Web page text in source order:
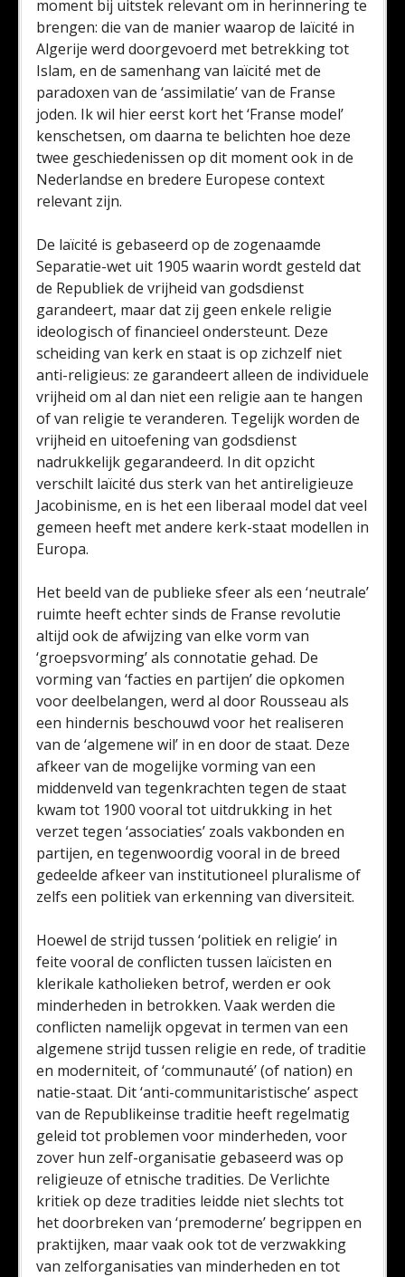
moment bij uitstek relevant om in herinnering te
brengen: die van de manier waarop de laïcité in
Algerije werd doorgevoerd met betrekking tot
Islam, en de samenhang van laïcité met de
paradoxen van de ‘assimilatie’ van de Franse
joden. Ik wil hier eerst kort het ‘Franse model’
kenschetsen, om daarna te belichten hoe deze
twee geschiedenissen op dit moment ook in de
Nederlandse en bredere Europese context
relevant zijn.
De laïcité is gebaseerd op de zogenaamde
Separatie-wet uit 1905 waarin wordt gesteld dat
de Republiek de vrijheid van godsdienst
garandeert, maar dat zij geen enkele religie
ideologisch of financieel ondersteunt. Deze
scheiding van kerk en staat is op zichzelf niet
anti-religieus: ze garandeert alleen de individuele
vrijheid om al dan niet een religie aan te hangen
of van religie te veranderen. Tegelijk worden de
vrijheid en uitoefening van godsdienst
nadrukkelijk gegarandeerd. In dit opzicht
verschilt laïcité dus sterk van het antireligieuze
Jacobinisme, en is het een liberaal model dat veel
gemeen heeft met andere kerk-staat modellen in
Europa.
Het beeld van de publieke sfeer als een ‘neutrale’
ruimte heeft echter sinds de Franse revolutie
altijd ook de afwijzing van elke vorm van
‘groepsvorming’ als connotatie gehad. De
vorming van ‘facties en partijen’ die opkomen
voor deelbelangen, werd al door Rousseau als
een hindernis beschouwd voor het realiseren
van de ‘algemene wil’ in en door de staat. Deze
afkeer van de mogelijke vorming van een
middenveld van tegenkrachten tegen de staat
kwam tot 1900 vooral tot uitdrukking in het
verzet tegen ‘associaties’ zoals vakbonden en
partijen, en tegenwoordig vooral in de breed
gedeelde afkeer van institutioneel pluralisme of
zelfs een politiek van erkenning van diversiteit.
Hoewel de strijd tussen ‘politiek en religie’ in
feite vooral de conflicten tussen laïcisten en
klerikale katholieken betrof, werden er ook
minderheden in betrokken. Vaak werden die
conflicten namelijk opgevat in termen van een
algemene strijd tussen religie en rede, of traditie
en moderniteit, of ‘communauté’ (of nation) en
natie-staat. Dit ‘anti-communitaristische’ aspect
van de Republikeinse traditie heeft regelmatig
geleid tot problemen voor minderheden, voor
zover hun zelf-organisatie gebaseerd was op
religieuze of etnische tradities. De Verlichte
kritiek op deze tradities leidde niet slechts tot
het doorbreken van ‘premoderne’ begrippen en
praktijken, maar vaak ook tot de verzwakking
van zelforganisaties van minderheden en tot